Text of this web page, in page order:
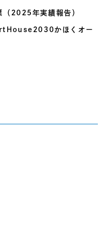
2025年実績報告）
かほくオー